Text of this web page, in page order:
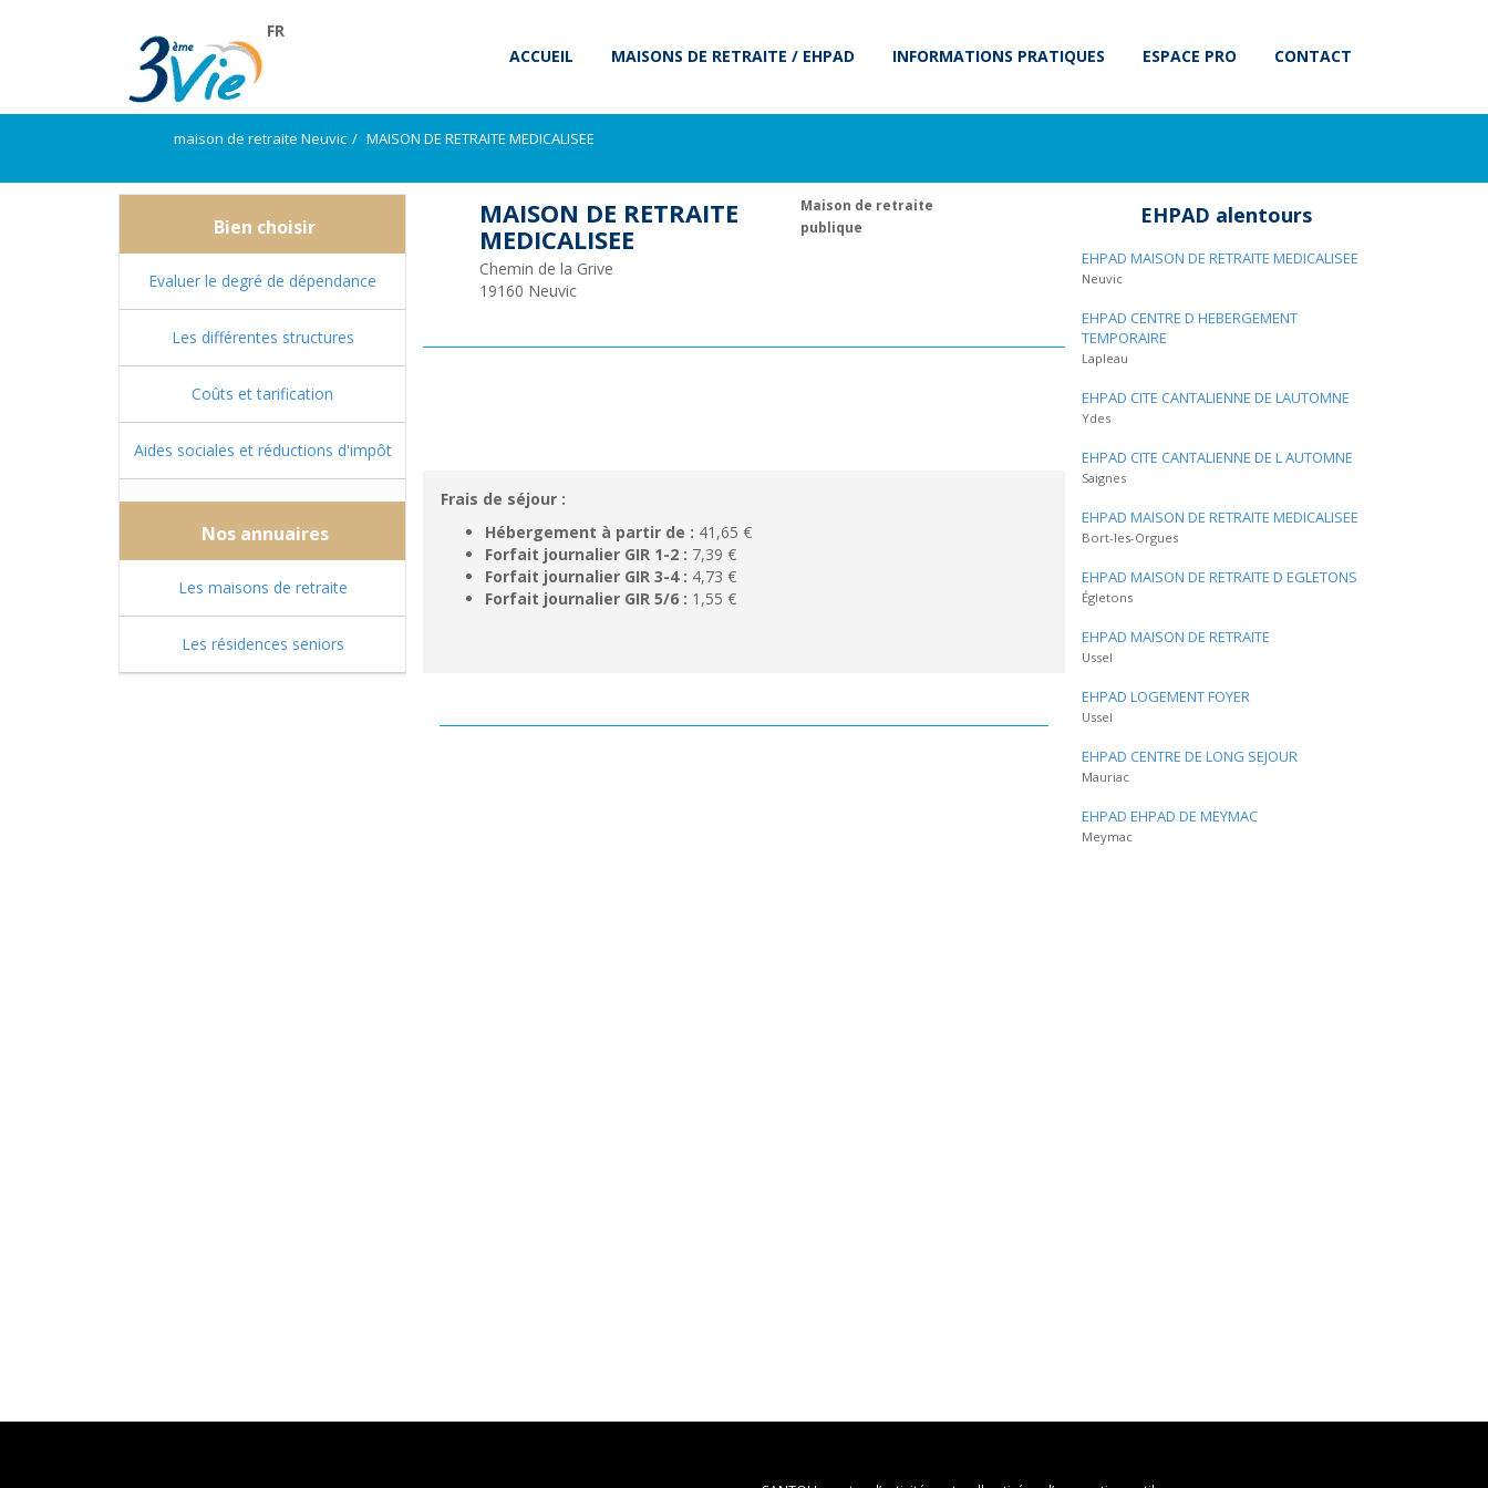
FR
ACCUEIL
MAISONS DE RETRAITE / EHPAD INFORMATIONS PRATIQUES ESPACE PRO CONTACT
maison de retraite Neuvic MAISON DE RETRAITE MEDICALISEE
Bien choisir
Evaluer le degré de dépendance
Les différentes structures
Coûts et tarification
Aides sociales et réductions d'impôt
Nos annuaires
Les maisons de retraite
Les résidences seniors
MAISON DE RETRAITE
MEDICALISEE
Chemin de la Grive
19160 Neuvic
Maison de retraite
publique
Frais de séjour :
Hébergement à partir de : 41,65 €
Forfait journalier GIR 1-2 : 7,39 €
Forfait journalier GIR 3-4 : 4,73 €
Forfait journalier GIR 5/6 : 1,55 €
EHPAD alentours
EHPAD MAISON DE RETRAITE MEDICALISEE
Neuvic
EHPAD CENTRE D HEBERGEMENT
TEMPORAIRE
Lapleau
EHPAD CITE CANTALIENNE DE LAUTOMNE
Ydes
EHPAD CITE CANTALIENNE DE L AUTOMNE
Saignes
EHPAD MAISON DE RETRAITE MEDICALISEE
Bort-les-Orgues
EHPAD MAISON DE RETRAITE D EGLETONS
Égletons
EHPAD MAISON DE RETRAITE
Ussel
EHPAD LOGEMENT FOYER
Ussel
EHPAD CENTRE DE LONG SEJOUR
Mauriac
EHPAD EHPAD DE MEYMAC
Meymac